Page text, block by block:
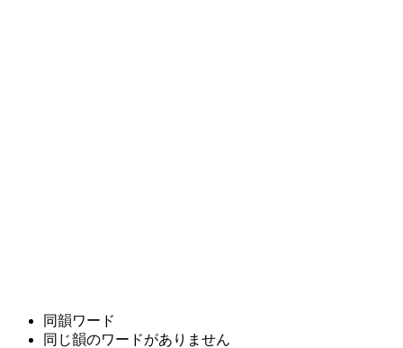
同韻ワード
同じ韻のワードがありません